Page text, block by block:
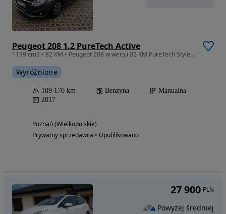
Peugeot 208 1.2 PureTech Active
1199 cm3 • 82 KM • Peugeot 208 w wersji 82 KM PureTech Style z 2017 roku.
Wyróżnione
109 170 km Benzyna
Manualna
2017
Poznań (Wielkopolskie)
Prywatny sprzedawca • Opublikowano
27 900 PLN
Powyżej średniej